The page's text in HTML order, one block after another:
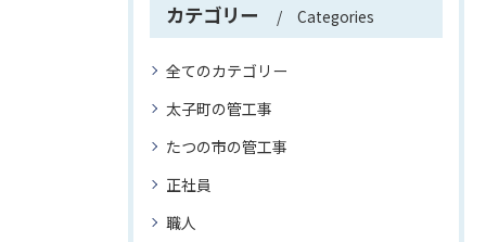
カテゴリー Categories
全てのカテゴリー
太子町の管工事
たつの市の管工事
正社員
職人